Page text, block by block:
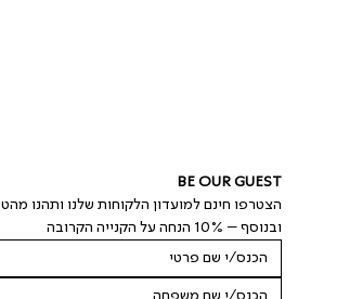
BE OUR GUEST
הצטרפו חינם למועדון הלקוחות שלנו ותהנו
ובנוסף – 10% הנחה על הקנייה הקרובה